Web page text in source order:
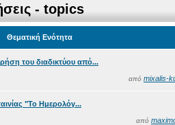
- topics
Θεματική Ενότητα
του διαδικτύου από...
από mixalis-
"Το Ημερολόγ...
από